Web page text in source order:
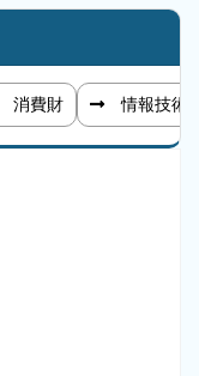
消費財 情報技術